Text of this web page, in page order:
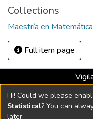
Collections
Maestría en
Full item page
Universidad con
Hi! Could we please
Statistical? You can
later.